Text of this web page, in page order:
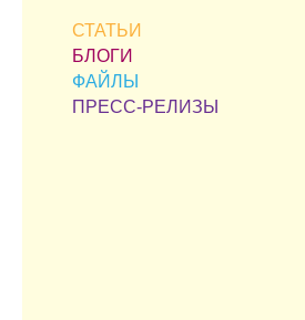
СТАТЬИ
БЛОГИ
ФАЙЛЫ
ПРЕСС-РЕЛИЗЫ